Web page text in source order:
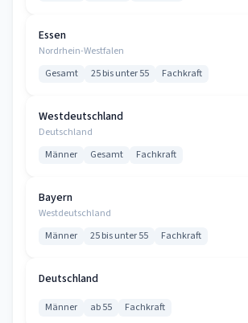
Essen
Nordrhein-Westfalen
Gesamt 25 bis unter 55 Fachkraft
Westdeutschland
Deutschland
Männer Gesamt Fachkraft
Bayern
Westdeutschland
Männer 25 bis unter 55 Fachkraft
Deutschland
Männer ab 55 Fachkraft